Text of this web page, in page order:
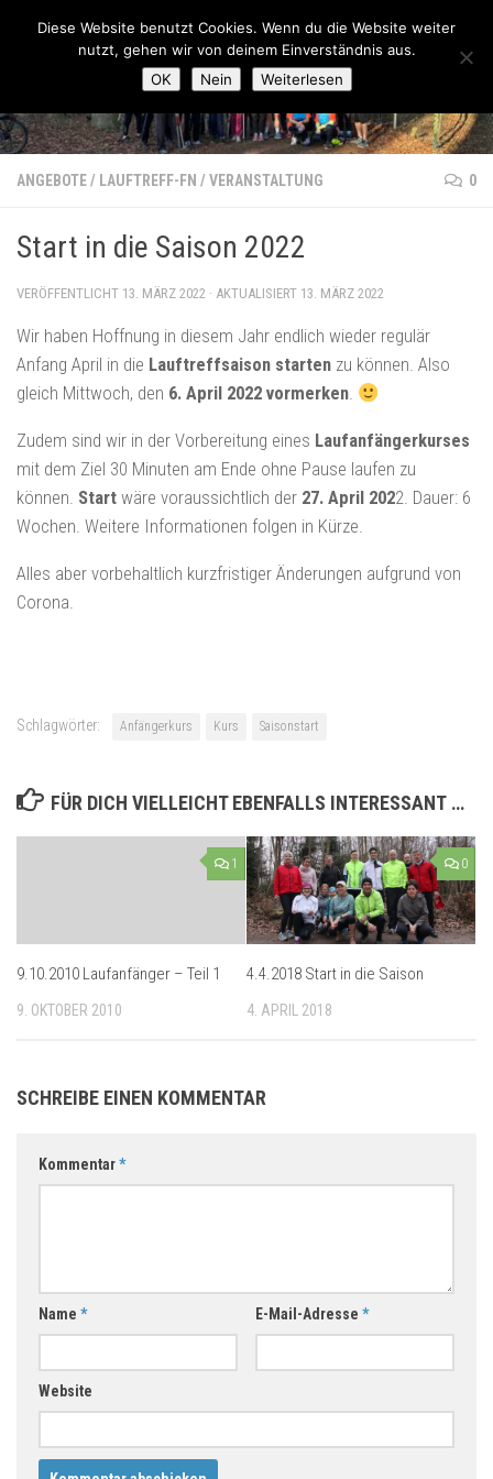
Zum Inhalt springen
Lauftreff-FN
ANGEBOTE/ LAUFTREFF-FN / VERANSTALTUNG 0
Start in die Saison 2022
VERÖFFENTLICHT 13. MÄRZ 2022 · AKTUALISIERT 13. MÄRZ 2022
Wir haben Hoffnung in diesem Jahr endlich wieder regulär
Anfang April in die Lauftreffsaison starten zu können. Also
gleich Mittwoch, den 6. April 2022 vormerken.
Zudem sind wir in der Vorbereitung eines Laufanfängerkurses
mit dem Ziel 30 Minuten am Ende ohne Pause laufen zu
können. Start wäre voraussichtlich der 27. April 2022. Dauer: 6
Wochen. Weitere Informationen folgen in Kürze.
Alles aber vorbehaltlich kurzfristiger Änderungen aufgrund von
Corona.
Schlagwörter: Anfängerkurs Kurs Saisonstart
FÜR DICH VIELLEICHT EBENFALLS INTERESSANT …
1
9.10.2010 Laufanfänger – Teil 1
9. OKTOBER 2010
0
4.4.2018 Start in die Saison
4. APRIL 2018
SCHREIBE EINEN KOMMENTAR
Kommentar*
Name * E-Mail-Adresse *
Website
Diese Website benutzt Cookies. Wenn du die Website weiter
nutzt, gehen wir von deinem Einverständnis aus.
OK
Nein Weiterlesen